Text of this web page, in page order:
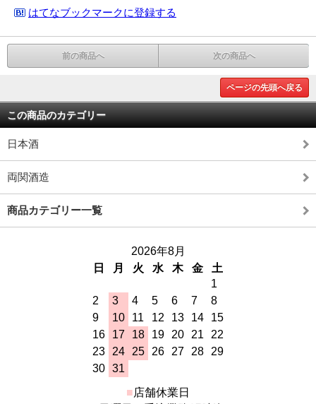
はてなブックマークに登録する
前の商品へ 次の商品へ
ページの先頭へ戻る
この商品のカテゴリー
日本酒
両関酒造
商品カテゴリー一覧
2026年8月
日
月 火 水 木 金
土
1
2
3 4 5 6 7
8
9
10 11 12 13 14
15
16
17 18 19 20 21
22
23
24 25 26 27 28
29
30 31
■店舗休業日